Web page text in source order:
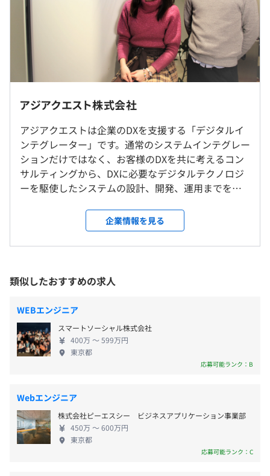
さらに、モダンな技術や開発環境を活用し、プロジェクト
を推進できる環境が整っています。前職でオンプレミス環
境やDWH領域に特化していた人がクラウド（AWS）にチ
ャレンジする例や、スクラムマスター資格取得者がスクラ
ム開発を導入する例、SE／PGからITコンサルタントやPM
アプリを開発する例などがあります。多様なバックグラウ
ンドを生かし、成長できる職場です。
◆自社サービス
・IoTプラットフォーム「beaconnect plus（ビーコネク
人やモノの位置・環境情報をセンサーで取得し、ゲート
◆その他
・金融機関向け 融資業務システム構築
・商社向け ECサイト/ERP業務システム構築
・勉強会（月に1度以上開催し、幅広い知見や素養を深め
られる環境を作っています）
社内で講師を募ったり、社外から講師を招聘したりして、
月に1度以上勉強会を開催し、幅広い知見や素養を深めら
■社内（東京本社）もしくはお客さま先もしくは自宅での
勤務となります。
就業場所の変更範囲
＜雇入時＞
本社、もしくは拠点近郊のプロジェクト先、自宅
＜変更範囲＞
（※ 想定年収 は年収提示額を保証するものではありません）
■終業：18:00～19:00の間
1日の就業時間：8時間
※1日ごとに始業時間を選べます。
※担当案件によっては客先規定に準拠。
平均残業時間：平均18時間42分／月 ※2023年実績
＜年間休日120日以上＞
■祝日
■年始年末休暇
■有給休暇（入社4カ月目から行使可能、社員の平均取得
実績は85％です。）
■育児休暇
■介護休暇
■夏季休暇（7月～9月の間で3日間）
アジアクエスト株式会社
アジアクエストは企業のDXを支援する「デジタルイ
ンテグレーター」です。通常のシステムインテグレー
ションだけではなく、お客様のDXを共に考えるコン
サルティングから、DXに必要なデジタルテクノロジ
ーを駆使したシステムの設計、開発、運用までを一
岡、大分、インドネシア、マレーシアにオフィスを構
えており、2021年に東証マザーズ（現グロース市
場）に上場いたしました。 IoT、AI、Cloud、
ノロジーチームを有し、お客様のゴールに向けて最
適なプロジェクトチームを編成します。DXに関する
豊富な知見と幅広い技術力により、ビジネスモデル
の有効性や技術的な課題を検証する為のPoCの実施や
デジタルに対応した大規模なシステムの構築まで、
スピーディーな対応が可能です。 ■コンサルティン
グ 最上流から開発・運用・効果測定まですべてをサ
ントとテクニカルコンサルタントのシナジーによ
り、市場調査から戦略立案、計画建てから実行・運
用までをワンストップで提供します。 ■IoT/AI セン
サーやAI/ビッグデータを活用したシステム開発・提
供を行っています。例として、建設現場の管理業務の
企業情報を見る
類似したおすすめの求人
WEBエンジニア
スマートソーシャル株式会社
400万 〜 599万円
東京都
応募可能ランク：B
Webエンジニア
株式会社ピーエスシー ビジネスアプリケーション事業部
450万 〜 600万円
東京都
応募可能ランク：C